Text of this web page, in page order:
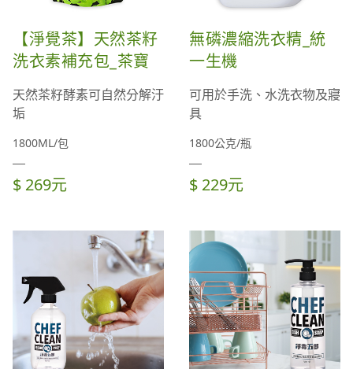
【淨覺茶】天然茶籽
洗衣素補充包_茶寶
天然茶籽酵素可自然分解汙
垢
1800ML/包
$ 269元
無磷濃縮洗衣精_統
一生機
可用於手洗、水洗衣物及寢
具
1800公克/瓶
$ 229元